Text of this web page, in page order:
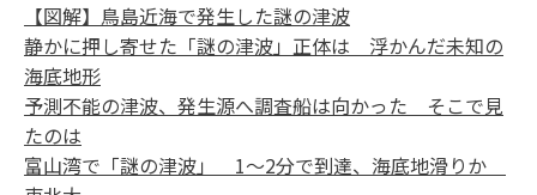
【図解】鳥島近海で発生した謎の津波
静かに押し寄せた「謎の津波」正体は 浮かんだ未知の
海底地形
予測不能の津波、発生源へ調査船は向かった そこで見
たのは
富山湾で「謎の津波」 1～2分で到達、海底地滑りか